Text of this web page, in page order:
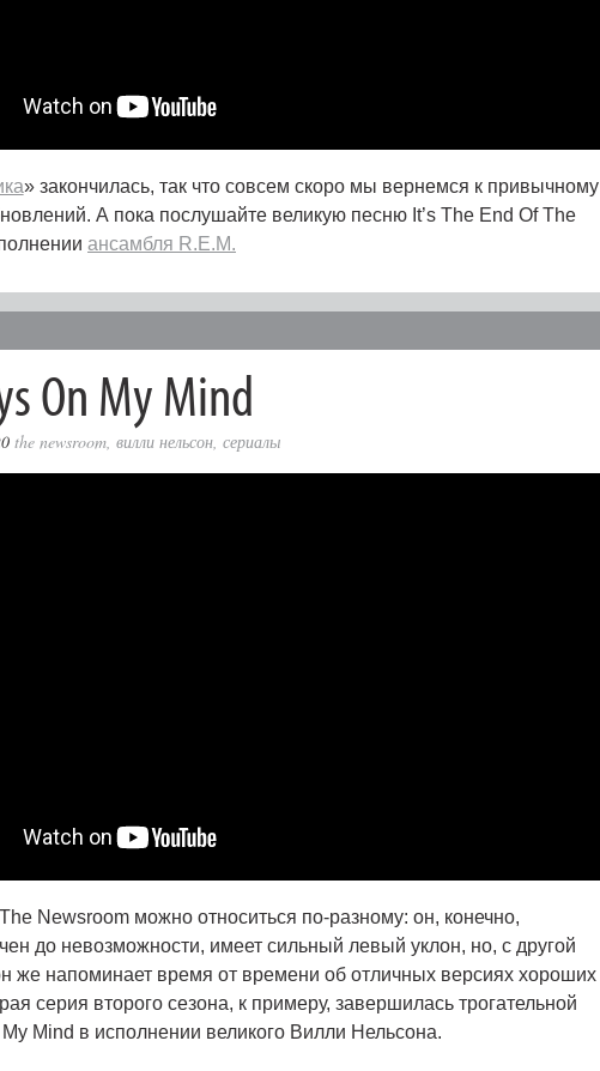
» закончилась, так что совсем скоро мы вернемся к привычному
А пока послушайте великую песню It’s The End Of The
ансамбля R.E.M.
On My Mind
the newsroom, вилли нельсон, сериалы
Newsroom можно относиться по-разному: он, конечно,
до невозможности, имеет сильный левый уклон, но, с другой
же напоминает время от времени об отличных версиях хороших
серия второго сезона, к примеру, завершилась трогательной
Mind в исполнении великого Вилли Нельсона.